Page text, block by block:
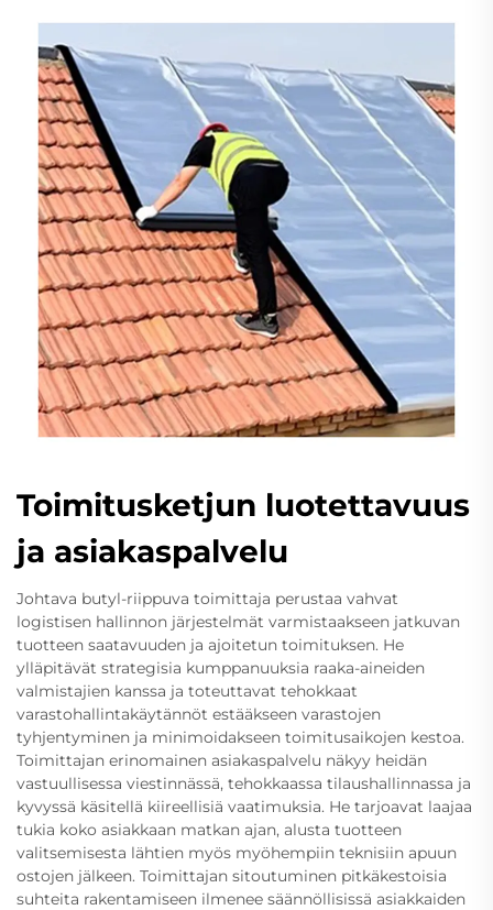
Toimitusketjun luotettavuus
ja asiakaspalvelu
Johtava butyl-riippuva toimittaja perustaa vahvat
logistisen hallinnon järjestelmät varmistaakseen jatkuvan
tuotteen saatavuuden ja ajoitetun toimituksen. He
ylläpitävät strategisia kumppanuuksia raaka-aineiden
valmistajien kanssa ja toteuttavat tehokkaat
varastohallintakäytännöt estääkseen varastojen
tyhjentyminen ja minimoidakseen toimitusaikojen kestoa.
Toimittajan erinomainen asiakaspalvelu näkyy heidän
vastuullisessa viestinnässä, tehokkaassa tilaushallinnassa ja
kyvyssä käsitellä kiireellisiä vaatimuksia. He tarjoavat laajaa
tukia koko asiakkaan matkan ajan, alusta tuotteen
valitsemisesta lähtien myös myöhempiin teknisiin apuun
ostojen jälkeen. Toimittajan sitoutuminen pitkäkestoisia
suhteita rakentamiseen ilmenee säännöllisissä asiakkaiden